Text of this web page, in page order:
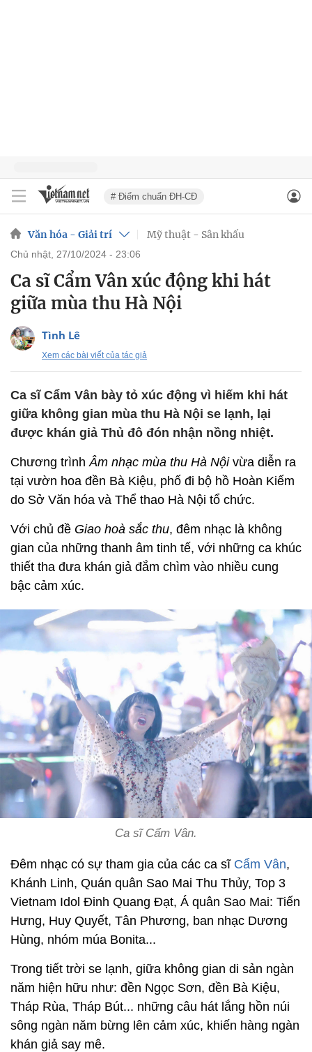
# Điểm chuẩn ĐH-CĐ
Văn hóa - Giải trí Mỹ thuật - Sân khấu
chủ nhật, 27/10/2024 - 23:06
Ca sĩ Cẩm Vân xúc động khi hát
giữa mùa thu Hà Nội
Tình Lê
Xem các bài viết của tác giả
Ca sĩ Cẩm Vân bày tỏ xúc động vì hiếm khi hát
giữa không gian mùa thu Hà Nội se lạnh, lại
được khán giả Thủ đô đón nhận nồng nhiệt.
Chương trìnhÂm nhạc mùa thu Hà Nội vừa diễn ra
tại vườn hoa đền Bà Kiệu, phố đi bộ hồ Hoàn Kiếm
do Sở Văn hóa và Thể thao Hà Nội tổ chức.
Với chủ đề Giao hoà sắc thu, đêm nhạc là không
gian của những thanh âm tinh tế, với những ca khúc
thiết tha đưa khán giả đắm chìm vào nhiều cung
bậc cảm xúc.
Ca sĩ Cẩm Vân.
Đêm nhạc có sự tham gia của các ca sĩ Cẩm Vân,
Khánh Linh, Quán quân Sao Mai Thu Thủy, Top 3
Vietnam Idol Đinh Quang Đạt, Á quân Sao Mai: Tiến
Hưng, Huy Quyết, Tân Phương, ban nhạc Dương
Hùng, nhóm múa Bonita...
Trong tiết trời se lạnh, giữa không gian di sản ngàn
năm hiện hữu như: đền Ngọc Sơn, đền Bà Kiệu,
Tháp Rùa, Tháp Bút... những câu hát lắng hồn núi
sông ngàn năm bừng lên cảm xúc, khiến hàng ngàn
khán giả say mê.